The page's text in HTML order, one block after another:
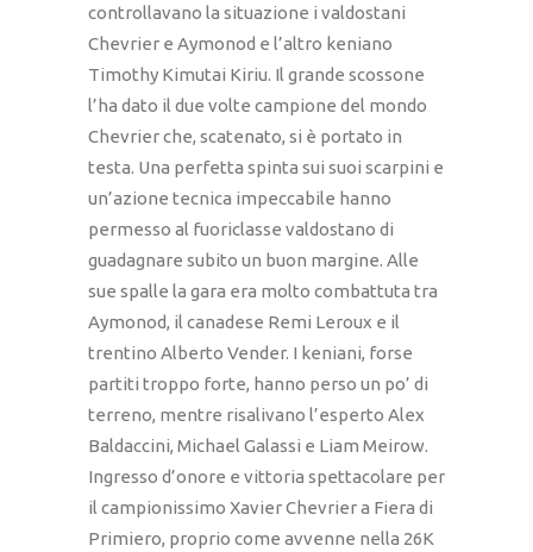
controllavano la situazione i valdostani
Chevrier e Aymonod e l’altro keniano
Timothy Kimutai Kiriu. Il grande scossone
l’ha dato il due volte campione del mondo
Chevrier che, scatenato, si è portato in
testa. Una perfetta spinta sui suoi scarpini e
un’azione tecnica impeccabile hanno
permesso al fuoriclasse valdostano di
guadagnare subito un buon margine. Alle
sue spalle la gara era molto combattuta tra
Aymonod, il canadese Remi Leroux e il
trentino Alberto Vender. I keniani, forse
partiti troppo forte, hanno perso un po’ di
terreno, mentre risalivano l’esperto Alex
Baldaccini, Michael Galassi e Liam Meirow.
Ingresso d’onore e vittoria spettacolare per
il campionissimo Xavier Chevrier a Fiera di
Primiero, proprio come avvenne nella 26K